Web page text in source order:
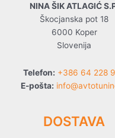
NINA ŠIK ATLAGIĆ
Škocjanska pot 18
6000 Koper
Slovenija
Telefon: +386 64 228
E-pošta:
DOSTAVA